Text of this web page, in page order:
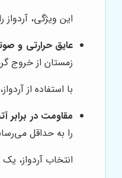
این ویژگی،
عایق حرارتی و
زمستان از خروج
با استفاده از
مقاومت در برابر
را به حداقل
انتخاب آردواز،